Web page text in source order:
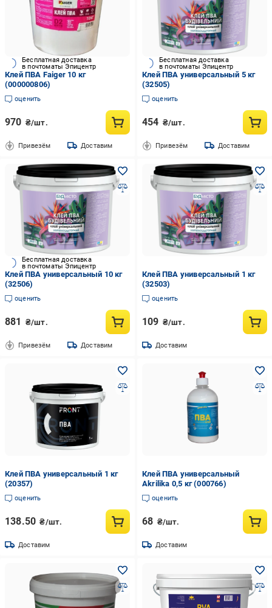
Бесплатная доставка
в почтоматы Эпицентр
Клей ПВА Faiger 10 кг
(000000806)
оценить
970 ₴/шт.
Привезём Доставим
Бесплатная доставка
в почтоматы Эпицентр
Клей ПВА универсальный 5 кг
(32505)
оценить
454 ₴/шт.
Привезём Доставим
Бесплатная доставка
в почтоматы Эпицентр
Клей ПВА универсальный 10 кг
(32506)
оценить
881 ₴/шт.
Привезём Доставим
Клей ПВА универсальный 1 кг
(32503)
оценить
109 ₴/шт.
Доставим
Клей ПВА универсальный 1 кг
(20357)
оценить
138.50 ₴/шт.
Доставим
Клей ПВА универсальный
Akrilika 0,5 кг (000766)
оценить
68 ₴/шт.
Доставим